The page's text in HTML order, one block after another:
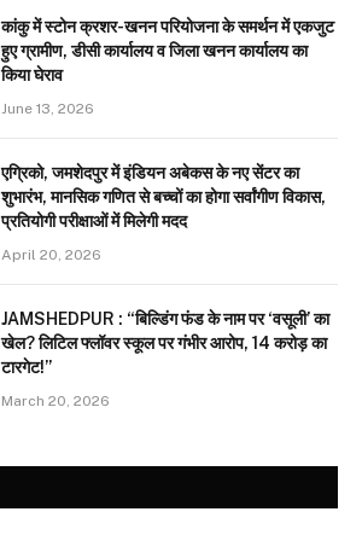
कांकु में स्टोन क्रशर-खनन परियोजना के समर्थन में एकजुट
हुए ग्रामीण, डीसी कार्यालय व जिला खनन कार्यालय का
किया घेराव
June 13, 2026
एग्रिको, जमशेदपुर में इंडियन अबेकस के नए सेंटर का
शुभारंभ, मानसिक गणित से बच्चों का होगा सर्वांगीण विकास,
प्रतियोगी परीक्षाओं में मिलेगी मदद
April 20, 2026
JAMSHEDPUR : “बिल्डिंग फंड के नाम पर ‘वसूली’ का
खेल? लिटिल फ्लॉवर स्कूल पर गंभीर आरोप, 14 करोड़ का
टारगेट!”
March 20, 2026